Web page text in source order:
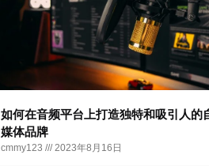
如何在音频平台上打造独特和吸引人的
媒体品牌
cmmy123 2023年8月16日